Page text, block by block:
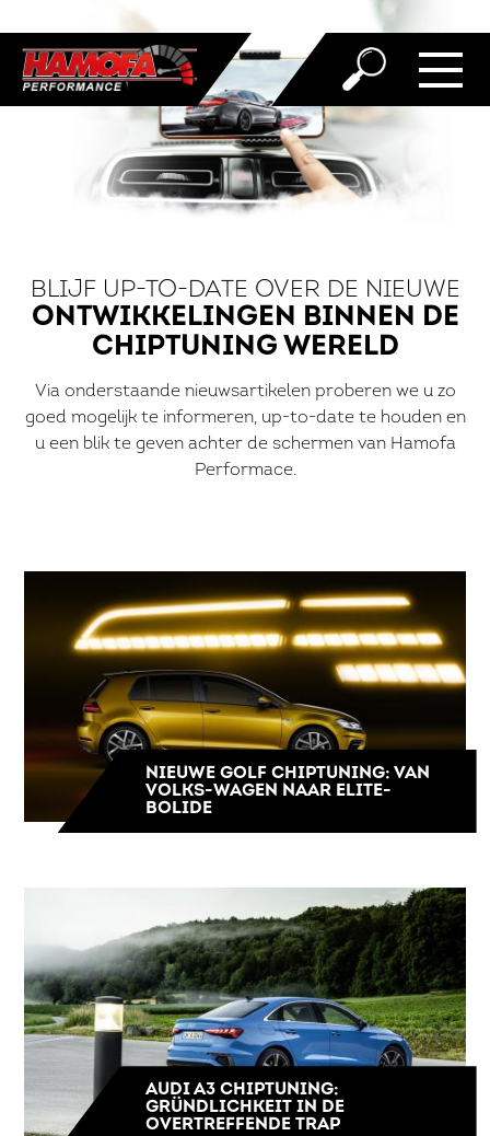
BLIJF UP-TO-DATE OVER DE NIEUWE
ONTWIKKELINGEN BINNEN DE
CHIPTUNING WERELD
Via onderstaande nieuwsartikelen proberen we u zo
goed mogelijk te informeren, up-to-date te houden en
u een blik te geven achter de schermen van Hamofa
Performace.
NIEUWE GOLF CHIPTUNING: VAN
VOLKS-WAGEN NAAR ELITE-
BOLIDE
AUDI A3 CHIPTUNING:
GRÜNDLICHKEIT IN DE
OVERTREFFENDE TRAP